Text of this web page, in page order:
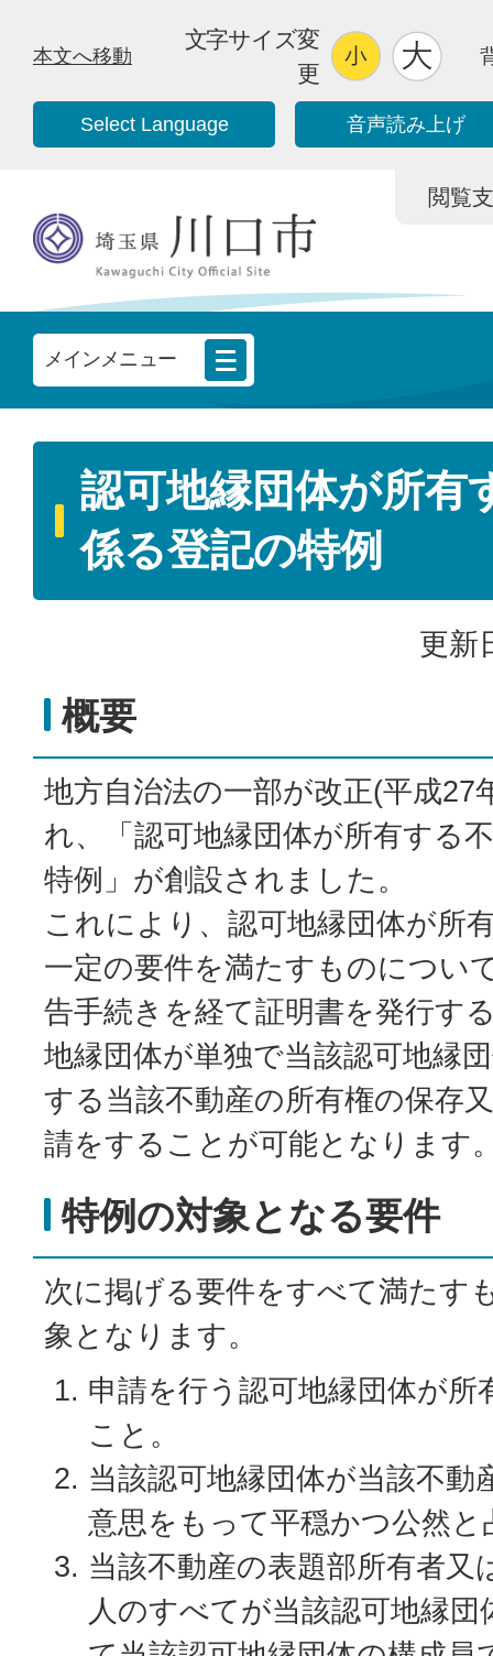
本文へ移動
文字サイズ変
更
Select Language 音声読み上げ
閲覧
メインメニュー
認可地縁団体が所有
係る登記の特例
更新
概要
地方自治法の一部が改正(平成27
れ、「認可地縁団体が所有する
特例」が創設されました。
これにより、認可地縁団体が所
一定の要件を満たすものについ
告手続きを経て証明書を発行す
地縁団体が単独で当該認可地縁
する当該不動産の所有権の保存
請をすることが可能となります
特例の対象となる要件
次に掲げる要件をすべて満たす
象となります。
申請を行う認可地縁団体が所
こと。
当該認可地縁団体が当該不動
意思をもって平穏かつ公然
当該不動産の表題部所有者又
人のすべてが当該認可地縁